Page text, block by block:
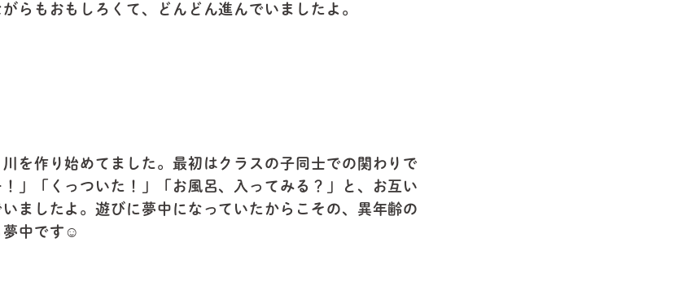
らもおもしろくて、どんどん進んでいましたよ。
を作り始めてました。最初はクラスの子同士での関わりで
」「くっついた！」「お風呂、入ってみる？」と、お互い
ましたよ。遊びに夢中になっていたからこその、異年齢の
夢中です☺️